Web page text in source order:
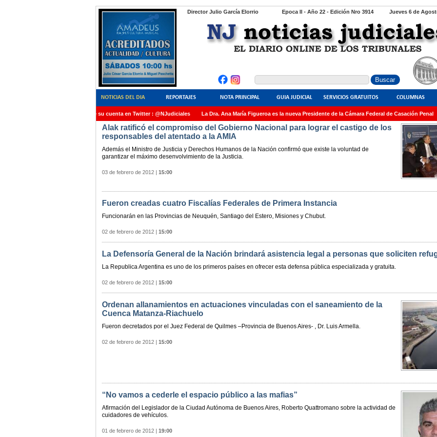
Director Julio García Elorrio Jueves 6 de
Epoca II - Año 22 - Edición Nro 3914
NOTICIAS DEL DIA REPORTAJES NOTA PRINCIPAL GUIA JUDICIAL SERVICIOS GRATUITOS COLUMNAS
NoticiasJudiciales.INFO tiene su cuenta en Twitter : @NJudiciales La Dra. Ana María Figueroa es la nueva Presidente de la Cámara Federal de Casación Penal
AMIA quedó radicada ante el Juez Daniel RafecasAlak ratificó el compromiso del Gobierno Nacional para lograr el castigo de los
responsables del atentado a la AMIA
Además el Ministro de Justicia y Derechos Humanos de la Nación confirmó que existe la voluntad de
garantizar el máximo desenvolvimiento de la Justicia.
03 de febrero de 2012| 15:00
Fueron creadas cuatro Fiscalías Federales de Primera Instancia
Funcionarán en las Provincias de Neuquén, Santiago del Estero, Misiones y Chubut.
02 de febrero de 2012| 15:00
La Defensoría General de la Nación brindará asistencia legal a personas que soliciten
La Republica Argentina es uno de los primeros países en ofrecer esta defensa pública especializada y gratuita.
02 de febrero de 2012| 15:00
Ordenan allanamientos en actuaciones vinculadas con el saneamiento de la
Cuenca Matanza-Riachuelo
Fueron decretados por el Juez Federal de Quilmes –Provincia de Buenos Aires- , Dr. Luis Armella.
02 de febrero de 2012| 15:00
“No vamos a cederle el espacio público a las mafias”
Afirmación del Legislador de la Ciudad Autónoma de Buenos Aires, Roberto Quattromano sobre la actividad de
cuidadores de vehículos.
01 de febrero de 2012| 19:00